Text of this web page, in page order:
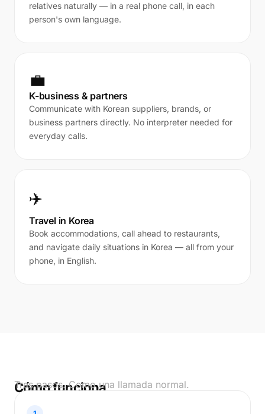
relatives naturally — in a real phone call, in each
person's own language.
💼
K-business & partners
Communicate with Korean suppliers, brands, or
business partners directly. No interpreter needed for
everyday calls.
✈️
Travel in Korea
Book accommodations, call ahead to restaurants,
and navigate daily situations in Korea — all from your
phone, in English.
Cómo funciona
Tres pasos. Como una llamada normal.